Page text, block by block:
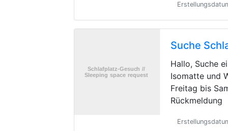
Suche
Hallo, Suche
Isomatte und
Freitag bis
Rückmeldung